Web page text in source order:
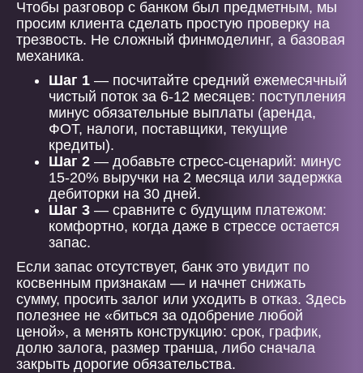
Чтобы разговор с банком был предметным, мы
просим клиента сделать простую проверку на
трезвость. Не сложный финмоделинг, а базовая
механика.
Шаг 1 — посчитайте средний ежемесячный
чистый поток за 6-12 месяцев: поступления
минус обязательные выплаты (аренда,
ФОТ, налоги, поставщики, текущие
кредиты).
Шаг 2 — добавьте стресс-сценарий: минус
15-20% выручки на 2 месяца или задержка
дебиторки на 30 дней.
Шаг 3 — сравните с будущим платежом:
комфортно, когда даже в стрессе остается
запас.
Если запас отсутствует, банк это увидит по
косвенным признакам — и начнет снижать
сумму, просить залог или уходить в отказ. Здесь
полезнее не «биться за одобрение любой
ценой», а менять конструкцию: срок, график,
долю залога, размер транша, либо сначала
закрыть дорогие обязательства.